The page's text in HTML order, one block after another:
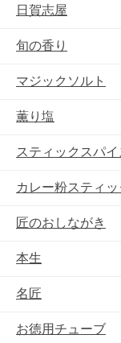
日賀志屋
旬の香り
マジックソルト
薫り塩
スティックスパイ
カレー粉スティッ
匠のおしながき
本生
名匠
お徳用チューブ